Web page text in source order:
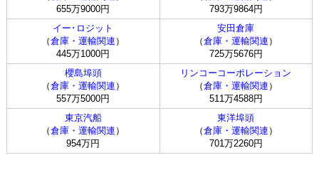
655万9000円
793万9864円
イー･ロジット
（倉庫・運輸関連 ）
445万1000円
安田倉庫
（倉庫・運輸関連 ）
725万5676円
櫻島埠頭
（倉庫・運輸関連 ）
557万5000円
リンコーコーポレーション
（倉庫・運輸関連 ）
511万4588円
東京汽船
（倉庫・運輸関連 ）
954万円
東洋埠頭
（倉庫・運輸関連 ）
701万2260円